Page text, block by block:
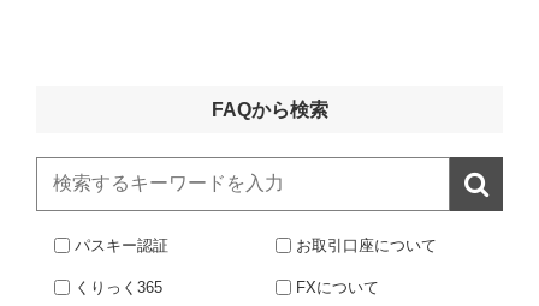
FAQから検索

パスキー認証 お取引口座について
くりっく365 FXについて